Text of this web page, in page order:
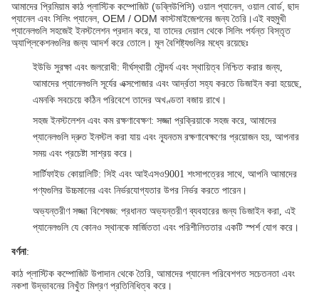
আমাদের প্রিমিয়াম কাঠ প্লাস্টিক কম্পোজিট (ডব্লিউপিসি) ওয়াল প্যানেল, ওয়াল বোর্ড, ছাদ
প্যানেল এবং সিলিং প্যানেল, OEM / ODM কাস্টমাইজেশনের জন্য তৈরি।এই বহুমুখী
প্যানেলগুলি সহজেই ইনস্টলেশন প্রদান করে, যা তাদের দেয়াল থেকে সিলিং পর্যন্ত বিস্তৃত
অ্যাপ্লিকেশনগুলির জন্য আদর্শ করে তোলে। মূল বৈশিষ্ট্যগুলির মধ্যে রয়েছেঃ
ইউভি সুরক্ষা এবং জলরোধী: দীর্ঘস্থায়ী সৌন্দর্য এবং স্থায়িত্ব নিশ্চিত করার জন্য,
আমাদের প্যানেলগুলি সূর্যের এক্সপোজার এবং আর্দ্রতা সহ্য করতে ডিজাইন করা হয়েছে,
এমনকি সবচেয়ে কঠিন পরিবেশে তাদের অখণ্ডতা বজায় রাখে।
সহজ ইনস্টলেশন এবং কম রক্ষণাবেক্ষণ: সজ্জা প্রক্রিয়াকে সহজ করে, আমাদের
প্যানেলগুলি দ্রুত ইনস্টল করা যায় এবং ন্যূনতম রক্ষণাবেক্ষণের প্রয়োজন হয়, আপনার
সময় এবং প্রচেষ্টা সাশ্রয় করে।
সার্টিফাইড কোয়ালিটি: সিই এবং আইএসও9001 শংসাপত্রের সাথে, আপনি আমাদের
পণ্যগুলির উচ্চমানের এবং নির্ভরযোগ্যতার উপর নির্ভর করতে পারেন।
অভ্যন্তরীণ সজ্জা বিশেষজ্ঞ: প্রধানত অভ্যন্তরীণ ব্যবহারের জন্য ডিজাইন করা, এই
প্যানেলগুলি যে কোনও স্থানকে মার্জিততা এবং পরিশীলিততার একটি স্পর্শ যোগ করে।
বর্ণনা:
কাঠ প্লাস্টিক কম্পোজিট উপাদান থেকে তৈরি, আমাদের প্যানেল পরিবেশগত সচেতনতা এবং
নকশা উদ্ভাবনের নিখুঁত মিশ্রণ প্রতিনিধিত্ব করে।